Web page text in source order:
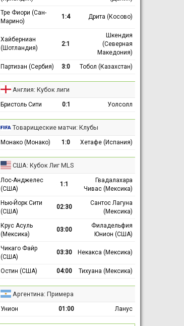
Тре Фиори (Сан-
Марино)
1:4 Дрита (Косово)
Хайберниан
(Шотландия)
2:1
Шкендия
(Северная
Македония)
Партизан (Сербия)
3:0 Тобол (Казахстан)
Англия: Кубок лиги
Бристоль Сити 0:1 Уолсолл
Товарищеские матчи: Клубы
Монако (Монако) 1:0 Хетафе (Испания)
США: Кубок Лиг MLS
Лос-Анджелес
(США)
1:1
Гвадалахара
Чивас (Мексика)
Нью-Йорк Сити
(США)
02:30
Сантос Лагуна
(Мексика)
Крус Асуль
(Мексика)
03:00
Филадельфия
Юнион (США)
Чикаго Файр
(США)
03:30 Некакса (Мексика)
Остин (США) 04:00 Тихуана (Мексика)
Аргентина: Примера
Унион 01:00 Ланус